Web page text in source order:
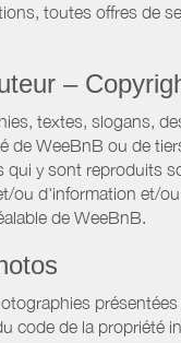
toutes offres de
–
textes, slogans,
de WeeBnB ou de
qui y sont reproduits
ou d'information et/
de WeeBnB.
code de la propriété